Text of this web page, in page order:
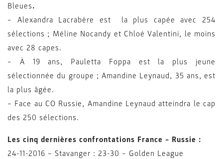
Bleues.
– Alexandra Lacrabère est la plus capée avec 254
sélections ; Méline Nocandy et Chloé Valentini, le moins
avec 28 capes.
– À 19 ans, Pauletta Foppa est la plus jeune
sélectionnée du groupe ; Amandine Leynaud, 35 ans, est
la plus âgée.
– Face au CO Russie, Amandine Leynaud atteindra le cap
des 250 sélections.
Les cinq dernières confrontations France – Russie :
24-11-2016 – Stavanger : 23-30 – Golden League